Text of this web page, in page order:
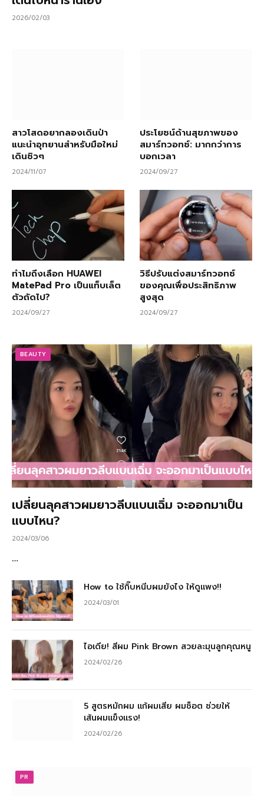
2026/02/03
สาวโสดอยากลองเดินป่า
แนะนำอุทยานสำหรับมือใหม่
เดินชิวๆ
2024/11/07
ประโยชน์ด้านสุขภาพของ
สมาร์ทวอทช์: มากกว่าการ
บอกเวลา
2024/09/27
ทำไมถึงเลือก HUAWEI
MatePad Pro เป็นแท็บเล็ต
ตัวถัดไป?
2024/09/27
วิธีปรับแต่งสมาร์ทวอทช์
ของคุณเพื่อประสิทธิภาพ
สูงสุด
2024/09/27
BEAUTY
เปลี่ยนลุคสาวผมยาวลีบแบนเฉิ่ม จะออกมาเป็น
แบบไหน?
2024/03/06
…
How to ใช้กิ๊บหนีบผมยังไง ให้ดูแพง!!
2024/03/01
ไอเดีย! สีผม Pink Brown สวยละมุนลูกคุณหนู
2024/02/26
5 สูตรหมักผม แก้ผมเสีย ผมช็อต ช่วยให้
เส้นผมแข็งแรง!
2024/02/26
PR